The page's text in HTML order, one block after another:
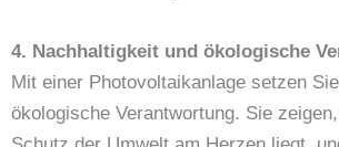
4. Nachhaltigkeit und ökologische
Mit einer Photovoltaikanlage setzen
ökologische Verantwortung. Sie